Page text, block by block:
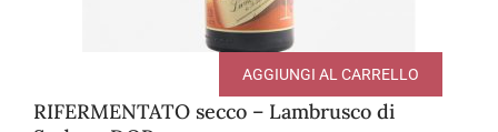
RIFERMENTATO secco – Lambrusco di
AGGIUNGI AL CARRELLO